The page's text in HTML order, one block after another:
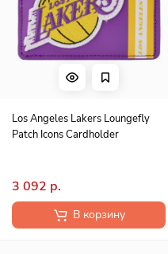
Los Angeles Lakers Loungefly
Patch Icons Cardholder
3 092 р.
В корзину